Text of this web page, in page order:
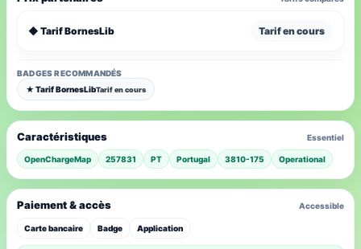
◆ Tarif BornesLib Tarif en cours
BADGES RECOMMANDÉS
★ Tarif BornesLibTarif en cours
Caractéristiques Essentiel
OpenChargeMap 257831 PT Portugal 3810-175 Operational
Paiement & accès Accessible
Carte bancaire Badge Application